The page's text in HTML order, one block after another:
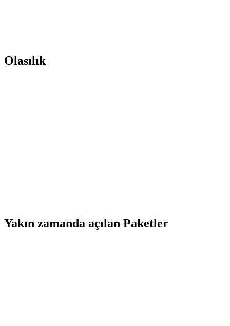
Olasılık
Yakın zamanda açılan Paketler